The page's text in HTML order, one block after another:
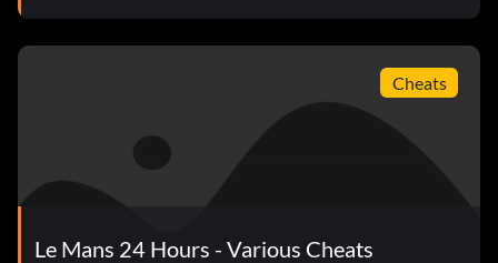
Cheats
Le Mans 24 Hours - Various Cheats